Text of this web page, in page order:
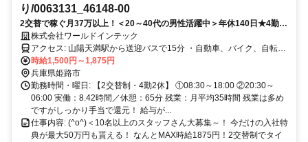
り/0063131_46148-00
2交替で稼ぐ月37万以上！＜20～40代の男性活躍中＞年休140日★4勤2
休シフト制のお仕事＜履歴書不要でお気軽応募OK！＞
株式会社ワールドインテック
アクセス: 山陽天満駅から送迎バスで15分 ・自動車、バイク、自転車
通勤ＯＫ ・交通費規定支給
時給1,500円～1,875円
兵庫県姫路市
勤務時間・曜日: 【2交替制・4勤2休】 ①08:30～18:00 ②20:30～
06:00 実働：8.42時間／休憩：65分 残業：月平均35時間 残業は多め
ですがしっかり手当で還元！ 給与が...
仕事内容: (^o^)＜10名以上のスタッフさん大募集～！ 今だけの入社特
典が最大50万円も貰える！ なんとMAX時給1875円！2交替制でタイ